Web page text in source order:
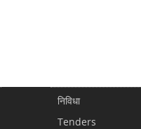
निविधा
Tenders